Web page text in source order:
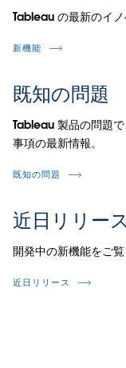
Tableau の最新のイ
新機能
既知の問題
Tableau 製品の問題
事項の最新情報。
既知の問題
近日リリース
開発中の新機能をご覧
近日リリース